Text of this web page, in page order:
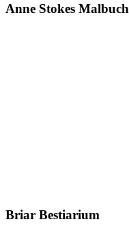
Anne Stokes Malbuch
Briar Bestiarium